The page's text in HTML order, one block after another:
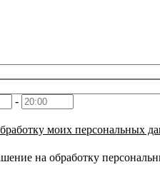
-
моих персональных
на обработку